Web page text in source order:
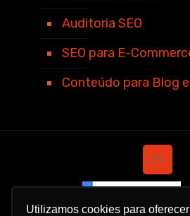
Utilizamos cookies para
Auditoria SEO
SEO para E-
Conteúdo para Blog